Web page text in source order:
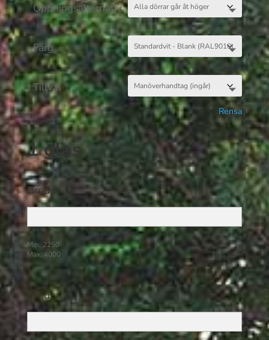
Öppningsalternativ
Färg
Tillval
Rensa
1 glas
Bredd
Min: 2250
Max: 4000
Höjd